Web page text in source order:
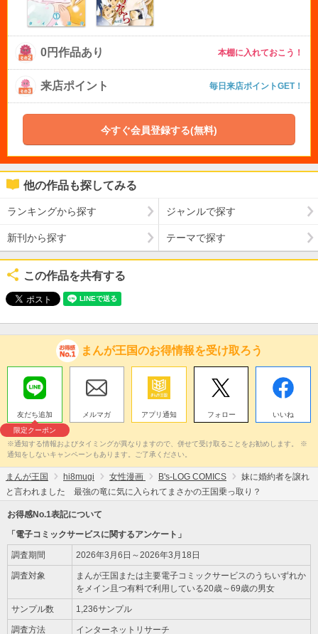
0円作品あり 本棚に入れておこう！
来店ポイント 毎日来店ポイントGET！
今すぐ会員登録する(無料)
他の作品も探してみる
ランキングから探す ジャンルで探す
新刊から探す テーマで探す
この作品を共有する
まんが王国のお得情報を受け取ろう
友だち追加
限定クーポン
メルマガ アプリ通知 フォロー いいね
※通知する情報およびタイミングが異なりますので、併せて受け取ることをお勧めします。 ※
通知をしないキャンペーンもあります。ご了承ください。
まんが王国 hi8mugi 女性漫画 B's-LOG COMICS
妹に婚約者を譲れ
と言われました 最強の竜に気に入られてまさかの王国乗っ取り？
お得感No.1表記について
「電子コミックサービスに関するアンケート」
調査期間 2026年3月6日～2026年3月18日
調査対象
まんが王国または主要電子コミックサービスのうちいずれか
をメイン且つ有料で利用している20歳～69歳の男女
サンプル数 1,236サンプル
調査方法 インターネットリサーチ